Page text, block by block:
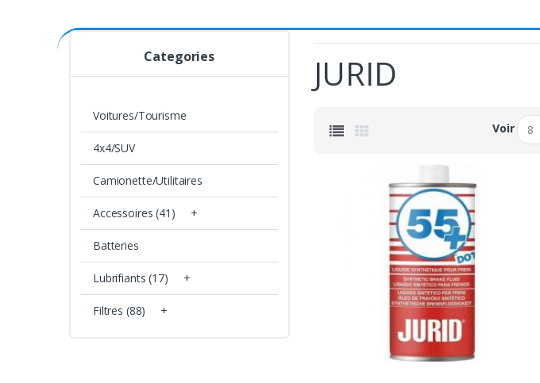
JURID
Voir
Categories
Voitures/Tourisme
4x4/SUV
Camionette/Utilitaires
Accessoires (41) +
Batteries
Lubrifiants (17) +
Filtres (88) +